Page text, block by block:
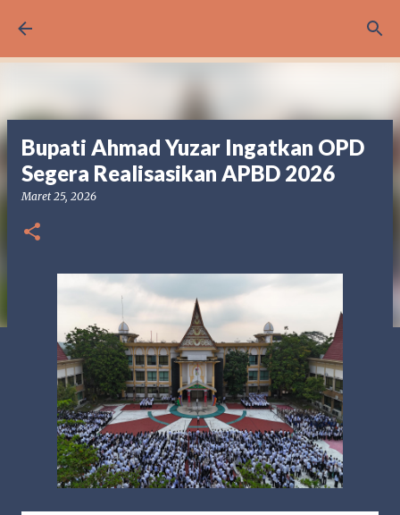
Bupati Ahmad Yuzar Ingatkan OPD
Segera Realisasikan APBD 2026
Maret 25, 2026